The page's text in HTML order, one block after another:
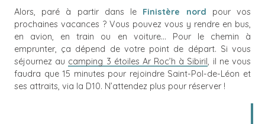
Alors, paré à partir dans le Finistère nord pour vos
prochaines vacances ? Vous pouvez vous y rendre en bus,
en avion, en train ou en voiture… Pour le chemin à
emprunter, ça dépend de votre point de départ. Si vous
séjournez au camping 3 étoiles Ar Roc’h à Sibiril, il ne vous
faudra que 15 minutes pour rejoindre Saint-Pol-de-Léon et
ses attraits, via la D10. N’attendez plus pour réserver !